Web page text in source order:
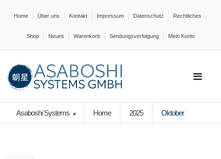
Home Über uns Kontakt Impressum Datenschutz Rechtliches
Shop Neues Warenkorb Sendungsverfolgung Mein Konto
Asaboshi Systems Home 2025 Oktober